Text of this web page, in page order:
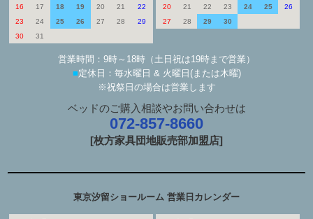
16
17 18 19 20 21
22
23
24 25 26 27 28
29
30
31
20
21 22 23 24 25
26
27
28 29 30
営業時間：9時～18時（土日祝は19時まで営業）
■定休日：毎水曜日 & 火曜日(または木曜)
※祝祭日の場合は営業します
ベッドのご購入相談やお問い合わせは
072-857-8660
[枚方家具団地販売部加盟店]
東京汐留ショールーム 営業日カレンダー